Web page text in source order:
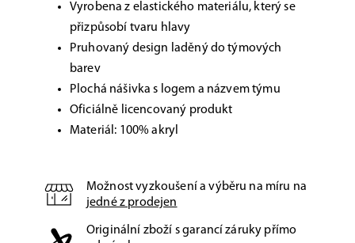
Vyrobena z elastického materiálu, který se
přizpůsobí tvaru hlavy
Pruhovaný design laděný do týmových
barev
Plochá nášivka s logem a názvem týmu
Oficiálně licencovaný produkt
Materiál: 100% akryl
Možnost vyzkoušení a výběru na míru na
jedné z prodejen
Originální zboží s garancí záruky přímo